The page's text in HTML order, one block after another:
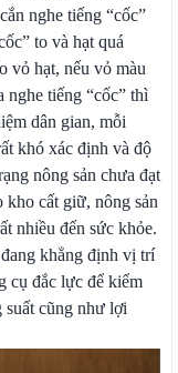
nghe tiếng “cốc”
to và hạt quá
vỏ hạt, nếu vỏ màu
nghe tiếng “cốc” thì
dân gian, mỗi
khó xác định và độ
nông sản chưa đạt
kho cất giữ, nông sản
nhiều đến sức khỏe.
khẳng định vị trí
cụ đắc lực để kiểm
suất cũng như lợi